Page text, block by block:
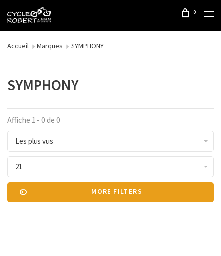
0
Accueil Marques SYMPHONY
SYMPHONY
Affiche 1 - 0 de 0
Les plus vus
21
MORE FILTERS